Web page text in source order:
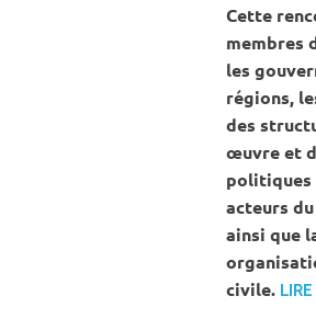
Cette
membres
les
régions,
des
œuvre et
politiques
acteurs
ainsi que
civile.